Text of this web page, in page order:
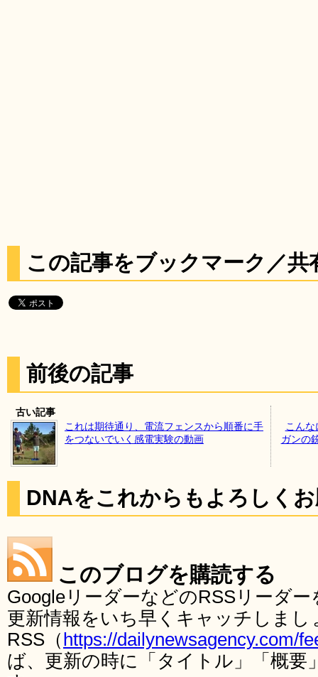
この記事をブックマーク／共
前後の記事
古い記事
これは期待通り、電流フェンスから順番に手
をつないでいく感電実験の動画
こん
ガンの
DNAをこれからもよろしく
このブログを購読する
GoogleリーダーなどのRSSリーダ
更新情報をいち早くキャッチしま
RSS（ https://dailynewsagency.com/
ば、更新の時に「タイトル」「概要